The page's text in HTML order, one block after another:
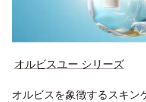
オルビスユー シリーズ
オルビスを象徴するスキン